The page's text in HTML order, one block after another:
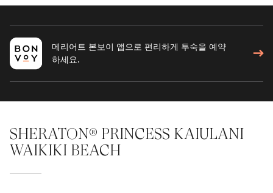
메리어트 본보이 앱으로 편리하게 투숙을 예약
하세요.
SHERATON® PRINCESS KAIULANI
WAIKIKI BEACH